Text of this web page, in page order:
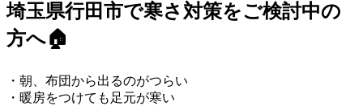
埼玉県行田市で寒さ対策をご検討中の
方へ🏠
・朝、布団から出るのがつらい
・暖房をつけても足元が寒い